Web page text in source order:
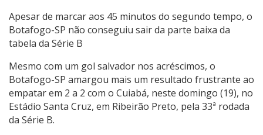
Apesar de marcar aos 45 minutos do segundo tempo, o
Botafogo-SP não conseguiu sair da parte baixa da
tabela da Série B
Mesmo com um gol salvador nos acréscimos, o
Botafogo-SP amargou mais um resultado frustrante ao
empatar em 2 a 2 com o Cuiabá, neste domingo (19), no
Estádio Santa Cruz, em Ribeirão Preto, pela 33ª rodada
da Série B.